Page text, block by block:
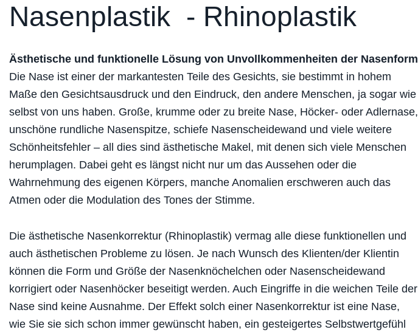
Nasenplastik - Rhinoplastik
Ästhetische und funktionelle Lösung von Unvollkommenheiten der Nasenform
Die Nase ist einer der markantesten Teile des Gesichts, sie bestimmt in hohem
Maße den Gesichtsausdruck und den Eindruck, den andere Menschen, ja sogar wie
selbst von uns haben. Große, krumme oder zu breite Nase, Höcker- oder Adlernase,
unschöne rundliche Nasenspitze, schiefe Nasenscheidewand und viele weitere
Schönheitsfehler – all dies sind ästhetische Makel, mit denen sich viele Menschen
herumplagen. Dabei geht es längst nicht nur um das Aussehen oder die
Wahrnehmung des eigenen Körpers, manche Anomalien erschweren auch das
Atmen oder die Modulation des Tones der Stimme.
Die ästhetische Nasenkorrektur (Rhinoplastik) vermag alle diese funktionellen und
auch ästhetischen Probleme zu lösen. Je nach Wunsch des Klienten/der Klientin
können die Form und Größe der Nasenknöchelchen oder Nasenscheidewand
korrigiert oder Nasenhöcker beseitigt werden. Auch Eingriffe in die weichen Teile der
Nase sind keine Ausnahme. Der Effekt solch einer Nasenkorrektur ist eine Nase,
wie Sie sie sich schon immer gewünscht haben, ein gesteigertes Selbstwertgefühl